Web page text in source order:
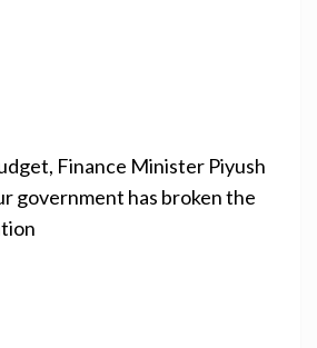
Finance Minister Piyush
government has broken the